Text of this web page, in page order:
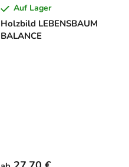
Holzbild LEBENSBAUM
BALANCE
Auf Lager